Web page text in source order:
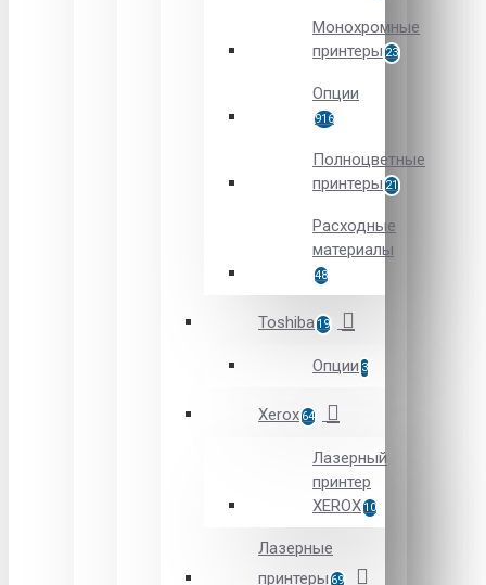
Монохромные
принтеры 23
Опции
916
Полноцветные
принтеры 21
Расходные
материалы
48
Toshiba19
Опции 3
Xerox64
Лазерный
принтер
XEROX10
Лазерные
принтеры 69